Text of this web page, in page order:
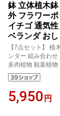
鉢 立体植木
外 フラワー
イチゴ 通気
ベランダ おし
【7点セット】 植
ンター 組み合わ
多肉植物 観葉植物
5,950 円